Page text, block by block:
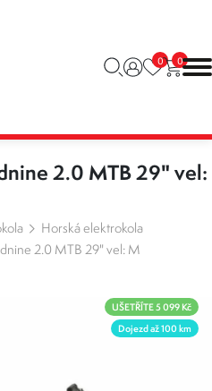
0 0
2.0 MTB 29" vel:
Horská elektrokola
2.0 MTB 29" vel: M
UŠETŘÍTE 5 099 Kč
Dojezd až 100 km